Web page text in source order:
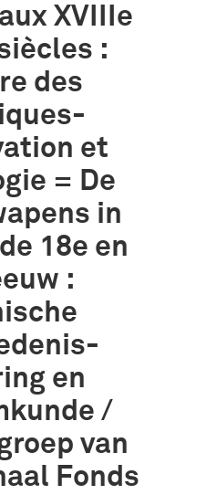
XVIIIe
:
des
et
= De
in
18e en
:
en
/
van
Fonds